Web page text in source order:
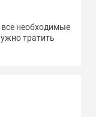
необходимые
тратить